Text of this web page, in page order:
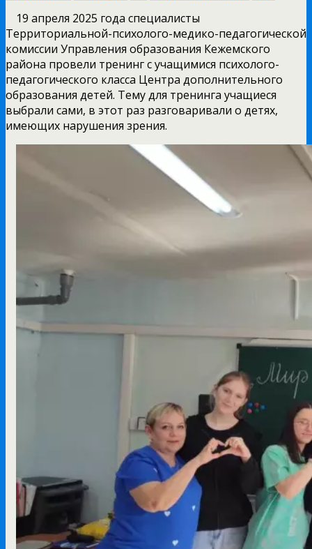
19 апреля 2025 года специалисты
Территориальной-психолого-медико-педагогической
комиссии Управления образования Кежемского
района провели тренинг с учащимися психолого-
педагогического класса Центра дополнительного
образования детей. Тему для тренинга учащиеся
выбрали сами, в этот раз разговаривали о детях,
имеющих нарушения зрения.